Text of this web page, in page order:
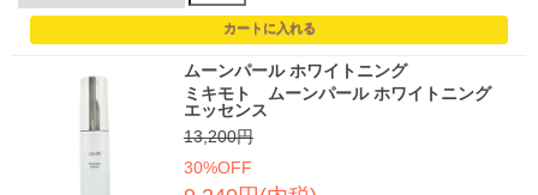
ムーンパール ホワイトニング
ミキモト ムーンパール ホワイトニング
エッセンス
13,200円
30%OFF